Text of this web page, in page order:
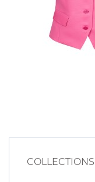
COLLECTIONS